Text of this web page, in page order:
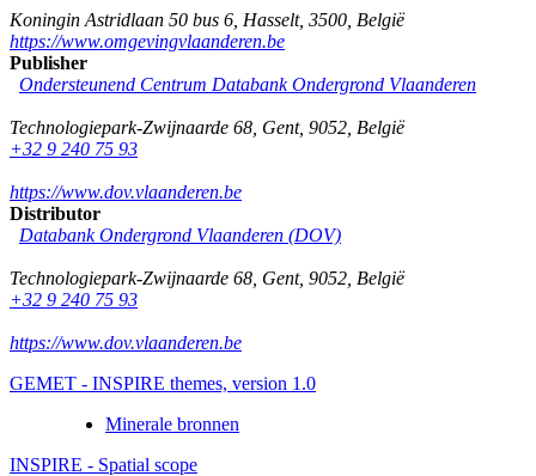
Koningin Astridlaan 50 bus 6 Hasselt, 3500 België
https://www.omgevingvlaanderen.be
Publisher
Ondersteunend Centrum Databank Ondergrond Vlaanderen
Technologiepark-Zwijnaarde 68 Gent, 9052 België
+32 9 240 75 93
https://www.dov.vlaanderen.be
Distributor
Databank Ondergrond Vlaanderen (DOV)
Technologiepark-Zwijnaarde 68 Gent, 9052 België
+32 9 240 75 93
https://www.dov.vlaanderen.be
GEMET - INSPIRE themes, version 1.0
Minerale bronnen
INSPIRE - Spatial scope